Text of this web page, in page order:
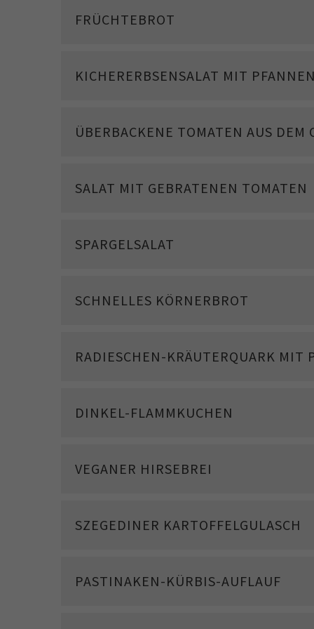
FRÜCHTEBROT
KICHERERBSENSALAT MIT
ÜBERBACKENE TOMATEN AUS DEM
SALAT MIT GEBRATENEN TOMATEN
SPARGELSALAT
SCHNELLES KÖRNERBROT
RADIESCHEN-KRÄUTERQUARK MIT
DINKEL-FLAMMKUCHEN
VEGANER HIRSEBREI
SZEGEDINER KARTOFFELGULASCH
PASTINAKEN-KÜRBIS-AUFLAUF